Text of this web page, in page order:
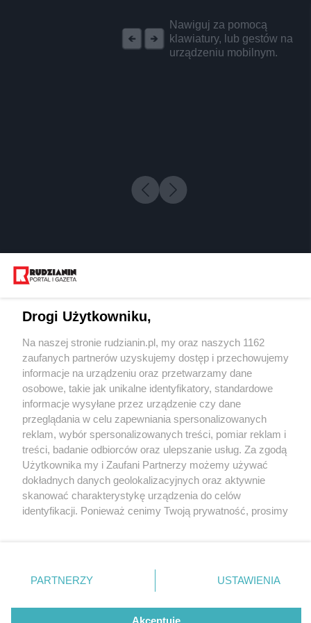
Nawiguj za pomocą
klawiatury, lub gestów na
urządzeniu mobilnym.
1 / 0
Wydawca mediów
Nie zapomnij
zapoznać się z:
polityką prywatności regulamin korzystania z portali
Twojemiasto
Piekary Śląskie
Chorzów
Tarnowskie Góry
Gliwice
Skontakuj sięz nami
Kontakt
Wydawca
Redakcja
Drogi Użytkowniku,
Na naszej stronie rudzianin.pl, my oraz naszych 1162
zaufanych partnerów uzyskujemy dostęp i przechowujemy
informacje na urządzeniu oraz przetwarzamy dane
osobowe, takie jak unikalne identyfikatory, standardowe
informacje wysyłane przez urządzenie czy dane
przeglądania w celu zapewniania spersonalizowanych
reklam, wybór spersonalizowanych treści, pomiar reklam i
treści, badanie odbiorców oraz ulepszanie usług. Za zgodą
Użytkownika my i Zaufani Partnerzy możemy używać
dokładnych danych geolokalizacyjnych oraz aktywnie
skanować charakterystykę urządzenia do celów
identyfikacji. Ponieważ cenimy Twoją prywatność, prosimy
prywatności znajdujący się w lewym dolnym rogu strony
. Niektóre rodzaje przetwarzania danych nie wymagają
zgody użytkownika, ale masz prawo sprzeciwić się
takiemu przetwarzaniu. Preferencje będą miały
PARTNERZY USTAWIENIA
Akceptuję